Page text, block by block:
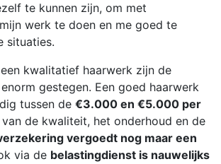
te kunnen zijn, om met
werk te doen en me goed te
situaties.
kwalitatief haarwerk zijn de
gestegen. Een goed haarwerk
tussen de €3.000 en €5.000 per
de kwaliteit, het onderhoud en de
vergoedt nog maar een
via de belastingdienst is nauwelijks